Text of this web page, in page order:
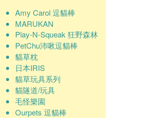
Amy Carol 逗貓棒
MARUKAN
Play-N-Squeak 狂野森林
PetChu沛啾逗貓棒
貓草枕
日本IRIS
貓草玩具系列
貓隧道/玩具
毛怪樂園
Ourpets 逗貓棒